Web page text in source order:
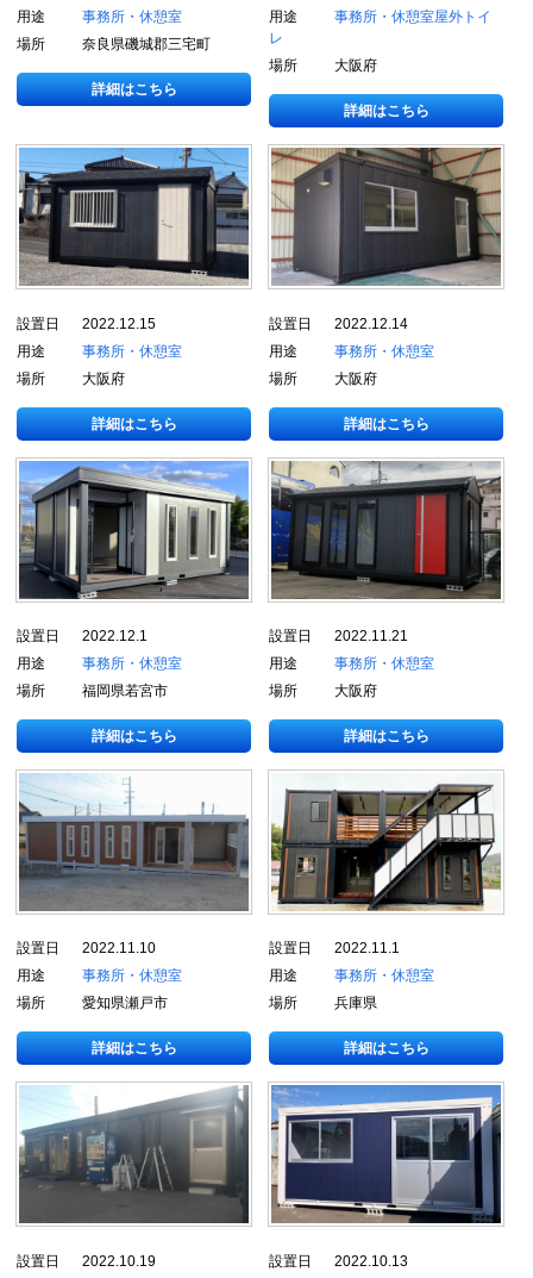
用途
事務所・休憩室
場所
奈良県磯城郡三宅町
詳細はこちら
用途
事務所・休憩室屋外トイ
レ
場所
大阪府
詳細はこちら
設置日
2022.12.15
用途
事務所・休憩室
場所
大阪府
詳細はこちら
設置日
2022.12.14
用途
事務所・休憩室
場所
大阪府
詳細はこちら
設置日
2022.12.1
用途
事務所・休憩室
場所
福岡県若宮市
詳細はこちら
設置日
2022.11.21
用途
事務所・休憩室
場所
大阪府
詳細はこちら
設置日
2022.11.10
用途
事務所・休憩室
場所
愛知県瀬戸市
詳細はこちら
設置日
2022.11.1
用途
事務所・休憩室
場所
兵庫県
詳細はこちら
設置日
2022.10.19
設置日
2022.10.13